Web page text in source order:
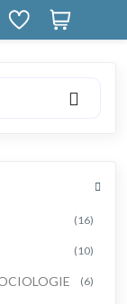
(16)
(10)
(6)